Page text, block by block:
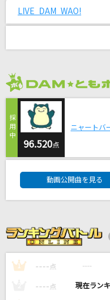
エルフ
Sorry Sorry love
今井美樹
[生音]恋する街角
夢をあきらめないで
岡村孝子
[生音]アイノカタチ
Misia
あの子コンプレック
LIVE DAM WAO!
96.520点
ニャートバ
動画公開曲を見る
1 ---- 点 ----
---- 点 ----